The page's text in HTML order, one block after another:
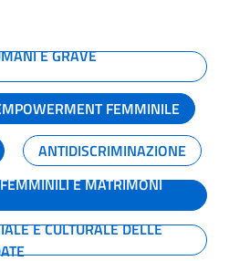
E GRAVE
FEMMINILE
ANTIDISCRIMINAZIONE
E MATRIMONI
E CULTURALE DELLE